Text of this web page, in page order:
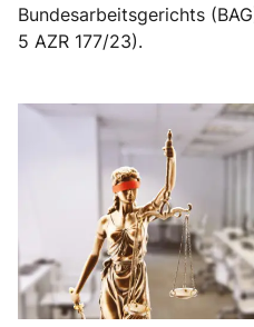
Bundesarbeitsgerichts
5 AZR 177/23).